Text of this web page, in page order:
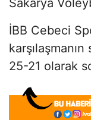
İBB Cebeci
25-21 olarak